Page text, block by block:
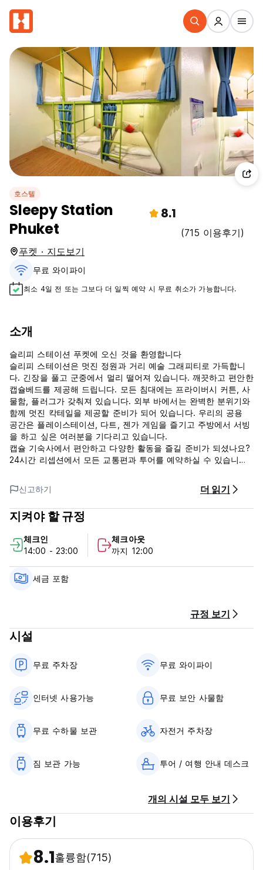
호스텔
Sleepy Station
Phuket
8.1
(715 이용후기)
푸켓 · 지도보기
무료 와이파이
최소 4일 전 또는 그보다 더 일찍 예약 시 무료 취소가 가능합니다.
소개
슬리피 스테이션 푸켓에 오신 것을 환영합니다
슬리피 스테이션은 멋진 정원과 거리 예술 그래피티로 가득합니
다. 긴장을 풀고 군중에서 멀리 떨어져 있습니다. 깨끗하고 편안한
캡슐베드를 제공해 드립니다. 모든 침대에는 프라이버시 커튼, 사
물함, 플러그가 갖춰져 있습니다. 외부 바에서는 완벽한 분위기와
함께 멋진 칵테일을 제공할 준비가 되어 있습니다. 우리의 공용
공간은 플레이스테이션, 다트, 젠가 게임을 즐기고 주방에서 서빙
을 하고 싶은 여러분을 기다리고 있습니다.
캡슐 기숙사에서 편안하고 다양한 활동을 즐길 준비가 되셨나요?
24시간 리셉션에서 모든 교통편과 투어를 예약하실 수 있습니다.
분 거리에 위치해 있으며, 7/11까지 도보로 1분, 파통 해변까지 차
로 15분, 푸켓 올드타운까지 차로 30분 거리에 있습니다.
우리는 당신을 기다리고 있습니다 ...
푸켓의 태양을 경험하고, 바다와 잊을 수 없는 순간을 즐기기에
이보다 더 좋은 곳은 없습니다.
3. 정오 12시 이전에 체크아웃하세요.
5. 리셉션 운영시간: 오전 08:00 - 오후 11:00
6. 세금이 포함되어 있습니다.
8. 애완동물은 금지됩니다. (Auto-translated from original
language)
신고하기 더 읽기
지켜야 할 규정
체크인
14:00 - 23:00
체크아웃
까지 12:00
세금 포함
규정 보기
시설
무료 주차장 무료 와이파이
인터넷 사용가능 무료 보안 사물함
무료 수하물 보관 자전거 주차장
짐 보관 가능 투어 / 여행 안내 데스크
개의 시설 모두 보기
이용후기
8.1훌륭함(715)